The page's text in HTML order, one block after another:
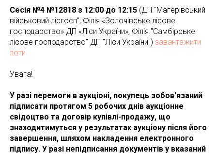
Сесія №4 №12818 з 12:00 до 12:15 (ДП "Магерівський
військовий лісгосп", Філія «Золочівське лісове
господарство» ДП «Ліси України», Філія "Самбірське
лісове господарство" ДП "Ліси України") завантажити
лоти
Увага!
У разі перемоги в аукціоні, покупець зобов'язаний
підписати протягом 5 робочих днів аукціонне
свідоцтво та договір купівлі-продажу, що
знаходитимуться у результатах аукціону після його
завершення, шляхом накладення електронного
підпису. У разі непідписання документів у вказаний